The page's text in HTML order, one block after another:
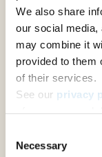
We also share
our social media,
may combine it
provided to them
of their services.
See our privacy
Selection
Necessary
学術翻
ジャ
その他
アブ